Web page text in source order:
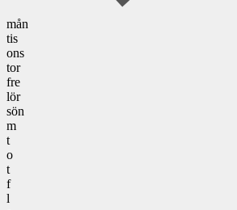
mån
tis
ons
tor
fre
lör
sön
m
t
o
t
f
l